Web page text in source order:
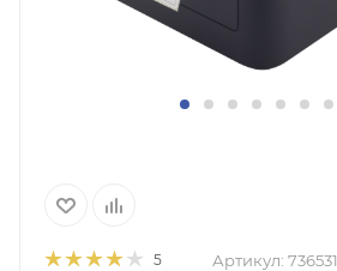
5 Артикул: 736531